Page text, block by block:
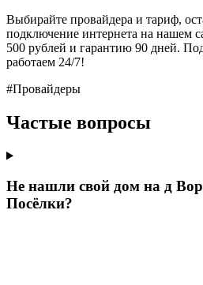
Выбирайте провайдера и тариф,
подключение интернета на нашем
500 рублей и гарантию 90 дней.
работаем 24/7!
#Провайдеры
Частые вопросы
Не нашли свой дом на д
Посёлки?